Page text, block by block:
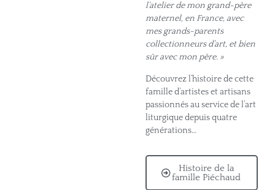
l’atelier de mon grand-père
maternel, en France, avec
mes grands-parents
collectionneurs d’art, et bien
sûr avec mon père. »
Découvrez l’histoire de cette
famille d’artistes et artisans
passionnés au service de l’art
liturgique depuis quatre
générations…
Histoire de la
famille Piéchaud